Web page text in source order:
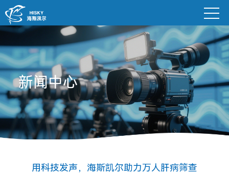
新闻中心
用科技发声，海斯凯尔助力万人肝病筛查